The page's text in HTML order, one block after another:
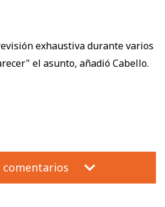
exhaustiva durante varios
el asunto, añadió Cabello.
comentarios